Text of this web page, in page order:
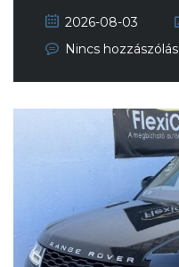
2026-08-03
Nincs hozzászólás